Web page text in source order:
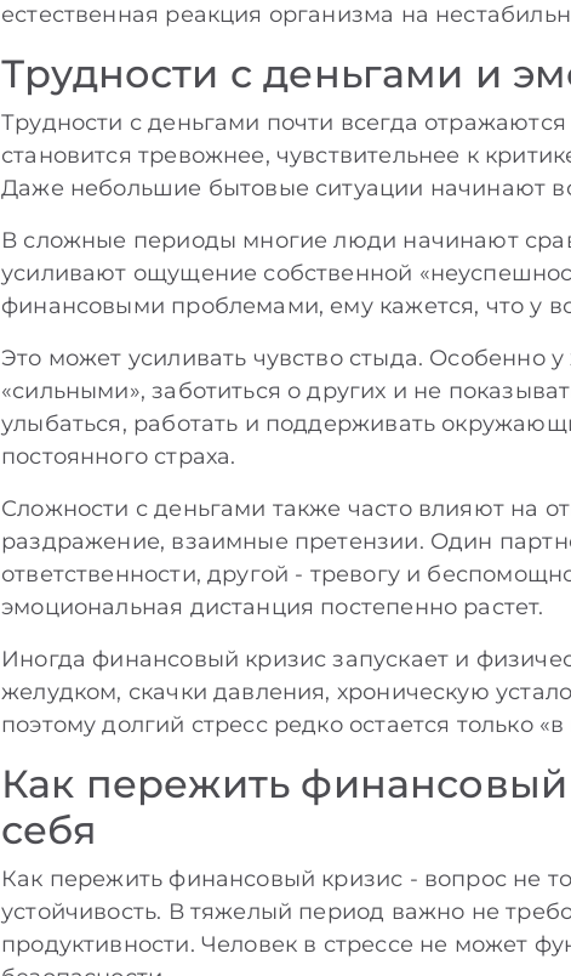
естественная реакция организма на
Трудности с деньгами и
Трудности с деньгами почти всегда
становится тревожнее, чувствительнее к
Даже небольшие бытовые ситуации начинают
В сложные периоды многие люди начинают
усиливают ощущение собственной
финансовыми проблемами, ему кажется, что у
Это может усиливать чувство стыда. Особенно
«сильными», заботиться о других и не
улыбаться, работать и поддерживать
постоянного страха.
Сложности с деньгами также часто влияют на
раздражение, взаимные претензии. Один
ответственности, другой - тревогу и
эмоциональная дистанция постепенно растет.
Иногда финансовый кризис запускает и
желудком, скачки давления, хроническую
поэтому долгий стресс редко остается только «в
Как пережить
себя
Как пережить финансовый кризис - вопрос не
устойчивость. В тяжелый период важно не
продуктивности. Человек в стрессе не может